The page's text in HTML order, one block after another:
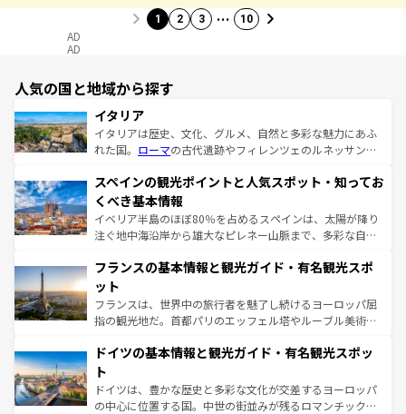
1 2 3 … 10
AD
AD
人気の国と地域から探す
イタリア
イタリアは歴史、文化、グルメ、自然と多彩な魅力にあふ
れた国。 ローマの古代遺跡やフィレンツェのルネッサンス
ろん、トスカーナの美しい田園風景やアマルフィ海岸の絶
景など、自然景観も見逃せない。観光の合間には、本場の
ピザやパスタなど、絶品のイタリア料理を堪能することも
できる。朝目覚めてから夜眠るまで、すべての瞬間を楽し
なお、新着のイタリア情報はコンテンツ一覧を参照してほ
しい。
スペインの観光ポイントと人気スポット・知ってお
くべき基本情報
イベリア半島のほぼ80％を占めるスペインは、太陽が降り
注ぐ地中海沿岸から雄大なピレネー山脈まで、多彩な自然
文化が根付くこの国では、情熱的なフラメンコ、熱気あふ
れる闘牛、そして美味しいタパスが生活の一部となってい
る。首都マドリードの洗練された雰囲気や、バルセロナの
アートに溢れた街角から、地方では古代ローマ遺跡や中世
せる。地方によって風土や気候が異なるスペインはその個
ンテンツ一覧 を参照してほしい。
フランスの基本情報と観光ガイド・有名観光スポ
ット
フランスは、世界中の旅行者を魅了し続けるヨーロッパ屈
指の観光地だ。首都パリのエッフェル塔やルーブル美術館
で、幅広い魅力が詰まっている。華麗な宮殿、歴史的な大
聖堂、美しいビーチ、そして豊かな自然が、訪れる者を心
から魅了する。また、フランスは美食の国としても知ら
れ、フランス料理はユネスコ無形文化遺産にも登録されて
ドイツの基本情報と観光ガイド・有名観光スポッ
ト
ドイツは、豊かな歴史と多彩な文化が交差するヨーロッパ
の中心に位置する国。中世の街並みが残るロマンチック街